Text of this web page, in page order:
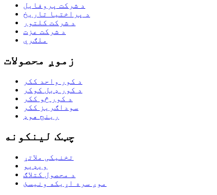
د شرکت پروفایل
د پراختیا تاریخ
د شرکت کلتور
د شرکت عزت
ملګري
زموږ محصولات
د کور واحد ککر
د کور ډبل کوکر
د کور څو ککر
سوداګریز ککر
رینج هوډ
چټک لینکونه
تخنیکی ملاتړ
ویډیو
د محصول کتلاګ
موږ سره اړیکه ونیسئ